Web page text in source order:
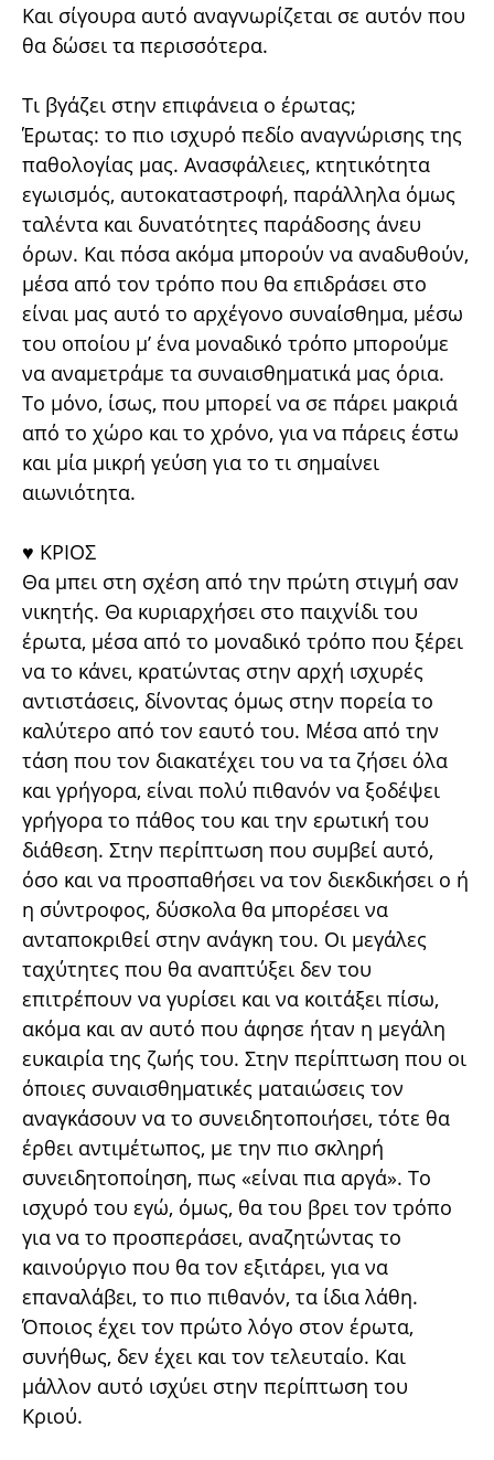
Και σίγουρα αυτό αναγνωρίζεται σε αυτόν που
θα δώσει τα περισσότερα.
Τι βγάζει στην επιφάνεια ο έρωτας;
Έρωτας: το πιο ισχυρό πεδίο αναγνώρισης της
παθολογίας μας. Ανασφάλειες, κτητικότητα
εγωισμός, αυτοκαταστροφή, παράλληλα όμως
ταλέντα και δυνατότητες παράδοσης άνευ
όρων. Και πόσα ακόμα μπορούν να αναδυθούν,
μέσα από τον τρόπο που θα επιδράσει στο
είναι μας αυτό το αρχέγονο συναίσθημα, μέσω
του οποίου μ’ ένα μοναδικό τρόπο μπορούμε
να αναμετράμε τα συναισθηματικά μας όρια.
Το μόνο, ίσως, που μπορεί να σε πάρει μακριά
από το χώρο και το χρόνο, για να πάρεις έστω
και μία μικρή γεύση για το τι σημαίνει
αιωνιότητα.
♥ ΚΡΙΟΣ
Θα μπει στη σχέση από την πρώτη στιγμή σαν
νικητής. Θα κυριαρχήσει στο παιχνίδι του
έρωτα, μέσα από το μοναδικό τρόπο που ξέρει
να το κάνει, κρατώντας στην αρχή ισχυρές
αντιστάσεις, δίνοντας όμως στην πορεία το
καλύτερο από τον εαυτό του. Μέσα από την
τάση που τον διακατέχει του να τα ζήσει όλα
και γρήγορα, είναι πολύ πιθανόν να ξοδέψει
γρήγορα το πάθος του και την ερωτική του
διάθεση. Στην περίπτωση που συμβεί αυτό,
όσο και να προσπαθήσει να τον διεκδικήσει ο ή
η σύντροφος, δύσκολα θα μπορέσει να
ανταποκριθεί στην ανάγκη του. Οι μεγάλες
ταχύτητες που θα αναπτύξει δεν του
επιτρέπουν να γυρίσει και να κοιτάξει πίσω,
ακόμα και αν αυτό που άφησε ήταν η μεγάλη
ευκαιρία της ζωής του. Στην περίπτωση που οι
όποιες συναισθηματικές ματαιώσεις τον
αναγκάσουν να το συνειδητοποιήσει, τότε θα
έρθει αντιμέτωπος, με την πιο σκληρή
συνειδητοποίηση, πως «είναι πια αργά». Το
ισχυρό του εγώ, όμως, θα του βρει τον τρόπο
για να το προσπεράσει, αναζητώντας το
καινούργιο που θα τον εξιτάρει, για να
επαναλάβει, το πιο πιθανόν, τα ίδια λάθη.
Όποιος έχει τον πρώτο λόγο στον έρωτα,
συνήθως, δεν έχει και τον τελευταίο. Και
μάλλον αυτό ισχύει στην περίπτωση του
Κριού.